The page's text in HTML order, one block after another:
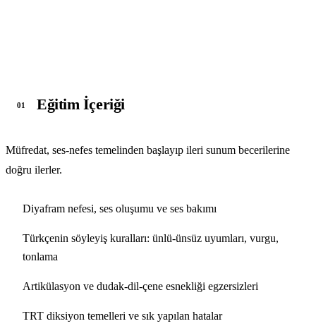
01 Eğitim İçeriği
Müfredat, ses-nefes temelinden başlayıp ileri sunum becerilerine
doğru ilerler.
Diyafram nefesi, ses oluşumu ve ses bakımı
Türkçenin söyleyiş kuralları: ünlü-ünsüz uyumları, vurgu,
tonlama
Artikülasyon ve dudak-dil-çene esnekliği egzersizleri
TRT diksiyon temelleri ve sık yapılan hatalar